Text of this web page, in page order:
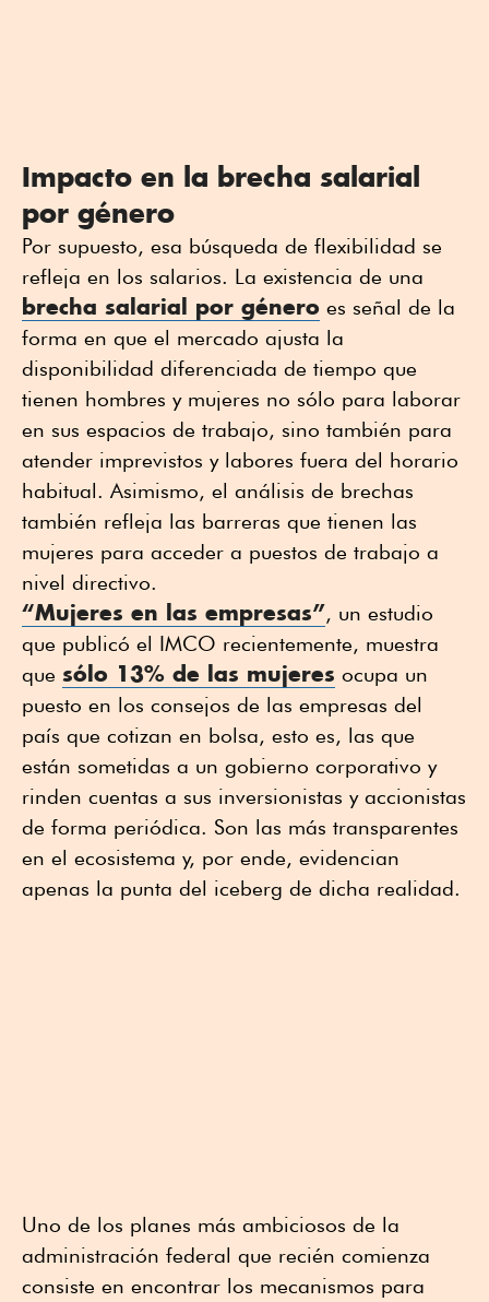
Impacto en la brecha salarial
por género
Por supuesto, esa búsqueda de flexibilidad se
refleja en los salarios. La existencia de una
brecha salarial por género es señal de la
forma en que el mercado ajusta la
disponibilidad diferenciada de tiempo que
tienen hombres y mujeres no sólo para laborar
en sus espacios de trabajo, sino también para
atender imprevistos y labores fuera del horario
habitual. Asimismo, el análisis de brechas
también refleja las barreras que tienen las
mujeres para acceder a puestos de trabajo a
nivel directivo.
“Mujeres en las empresas”, un estudio
que publicó el IMCO recientemente, muestra
que sólo 13% de las mujeres ocupa un
puesto en los consejos de las empresas del
país que cotizan en bolsa, esto es, las que
están sometidas a un gobierno corporativo y
rinden cuentas a sus inversionistas y accionistas
de forma periódica. Son las más transparentes
en el ecosistema y, por ende, evidencian
apenas la punta del iceberg de dicha realidad.
Uno de los planes más ambiciosos de la
administración federal que recién comienza
consiste en encontrar los mecanismos para